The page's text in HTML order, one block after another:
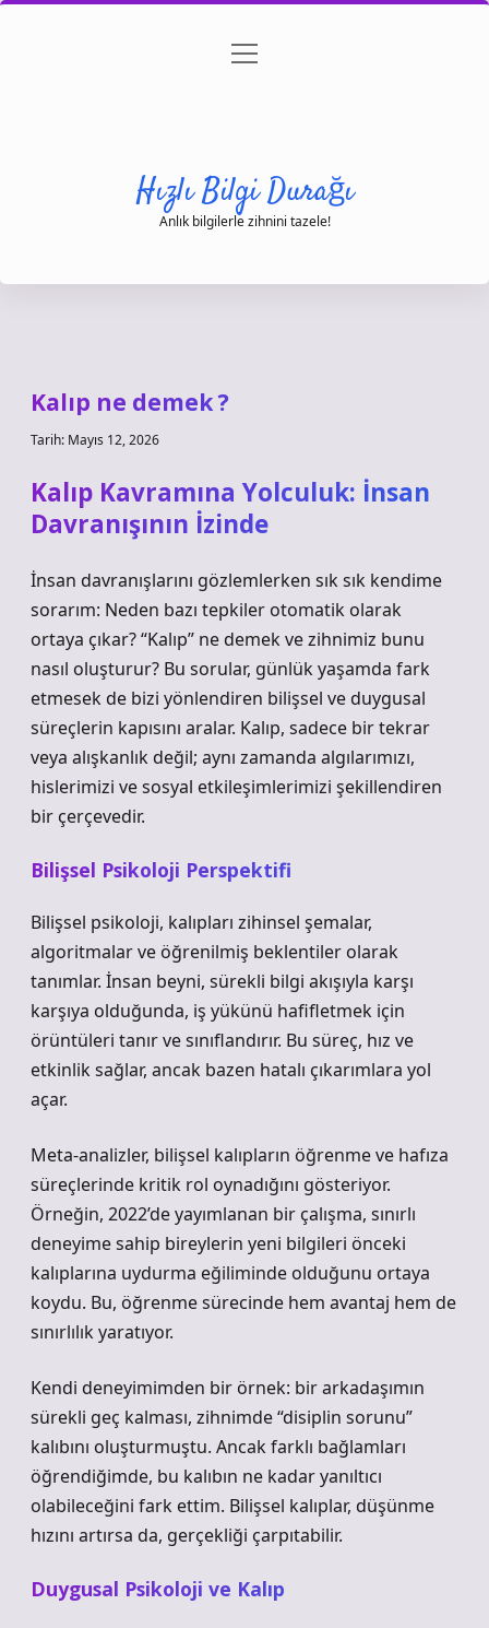
Gizlilik Politikası
menüyü
Hızlı Bilgi Durağı
Anlık bilgilerle zihnini tazele!
Kalıp ne demek ?
Tarih: Mayıs 12, 2026
Kalıp Kavramına Yolculuk: İnsan
Davranışının İzinde
İnsan davranışlarını gözlemlerken sık sık kendime
sorarım: Neden bazı tepkiler otomatik olarak
ortaya çıkar? “Kalıp” ne demek ve zihnimiz bunu
nasıl oluşturur? Bu sorular, günlük yaşamda fark
etmesek de bizi yönlendiren bilişsel ve duygusal
süreçlerin kapısını aralar. Kalıp, sadece bir tekrar
veya alışkanlık değil; aynı zamanda algılarımızı,
hislerimizi ve sosyal etkileşimlerimizi şekillendiren
bir çerçevedir.
Bilişsel Psikoloji Perspektifi
Bilişsel psikoloji, kalıpları zihinsel şemalar,
algoritmalar ve öğrenilmiş beklentiler olarak
tanımlar. İnsan beyni, sürekli bilgi akışıyla karşı
karşıya olduğunda, iş yükünü hafifletmek için
örüntüleri tanır ve sınıflandırır. Bu süreç, hız ve
etkinlik sağlar, ancak bazen hatalı çıkarımlara yol
açar.
Meta-analizler, bilişsel kalıpların öğrenme ve hafıza
süreçlerinde kritik rol oynadığını gösteriyor.
Örneğin, 2022’de yayımlanan bir çalışma, sınırlı
deneyime sahip bireylerin yeni bilgileri önceki
kalıplarına uydurma eğiliminde olduğunu ortaya
koydu. Bu, öğrenme sürecinde hem avantaj hem de
sınırlılık yaratıyor.
Kendi deneyimimden bir örnek: bir arkadaşımın
sürekli geç kalması, zihnimde “disiplin sorunu”
kalıbını oluşturmuştu. Ancak farklı bağlamları
öğrendiğimde, bu kalıbın ne kadar yanıltıcı
olabileceğini fark ettim. Bilişsel kalıplar, düşünme
hızını artırsa da, gerçekliği çarpıtabilir.
Duygusal Psikoloji ve Kalıp